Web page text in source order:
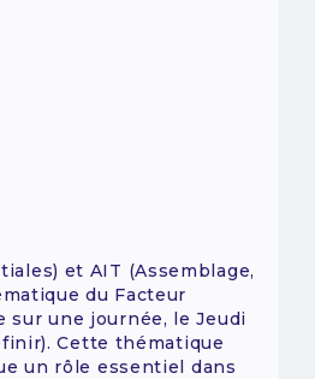
et AIT (Assemblage,
du Facteur
sur une journée, le Jeudi
Cette thématique
un rôle essentiel dans